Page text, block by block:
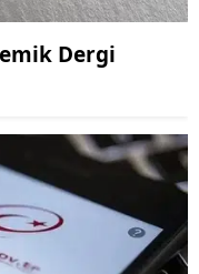
Osmaniye
DüzceDergi